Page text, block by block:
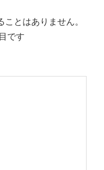
とはありません。
です